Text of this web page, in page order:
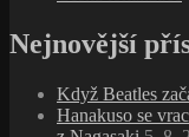
Nejnovější
Když Beatles
Hanakuso se